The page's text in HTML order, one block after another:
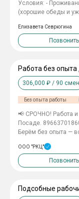
Условия: -
(хорошие обеды и
Официальное
7/0 по 11 часов. Откликайтесь на вакансию, и мы вам
перезвоним.
Елизавета Севрюгина
Позвонить
Работа без
306,000 ₽ / 90 смен
Без опыта работы
📢 СРОЧНО! Работа и
Посаде. 89663701860 📞Звонитe, раccкaжем вcё пoдpобнo!
Берём без опыта — всему
приведeнногo другa 6000₽
ВАШЕГО РЕГИОНА БЕСПЛАТНО💸💸
4000💸 Условия: ✅ График работы: 6/1, 7/0 смены по 11 часов:
Принимаем без
Смена от 3400 руб.
ООО "РКЦ"
Позвонить
Подсобные